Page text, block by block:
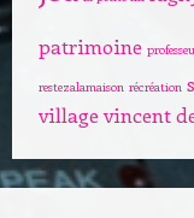
patrimoine
restezalamaison récréation
village vincent